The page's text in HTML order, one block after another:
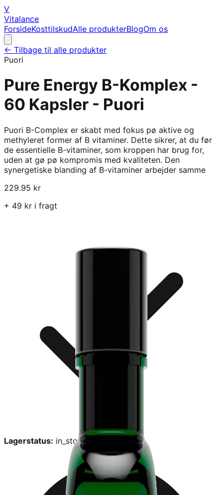
V
Vitalance
ForsideKosttilskudAlle produkterBlogOm os
← Tilbage til alle produkter
Puori
Pure Energy B-Komplex -
60 Kapsler - Puori
Puori B-Complex er skabt med fokus pø aktive og
methyleret former af B vitaminer. Dette sikrer, at du før
de essentielle B-vitaminer, som kroppen har brug for,
uden at gø pø kompromis med kvaliteten. Den
synergetiske blanding af B-vitaminer arbejder samme
229.95 kr
+ 49 kr i fragt
Lagerstatus: in_stock